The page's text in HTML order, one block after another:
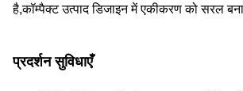
है,कॉम्पैक्ट उत्पाद डिजाइन में एकीकरण को सरल
प्रदर्शन सुविधाएँ